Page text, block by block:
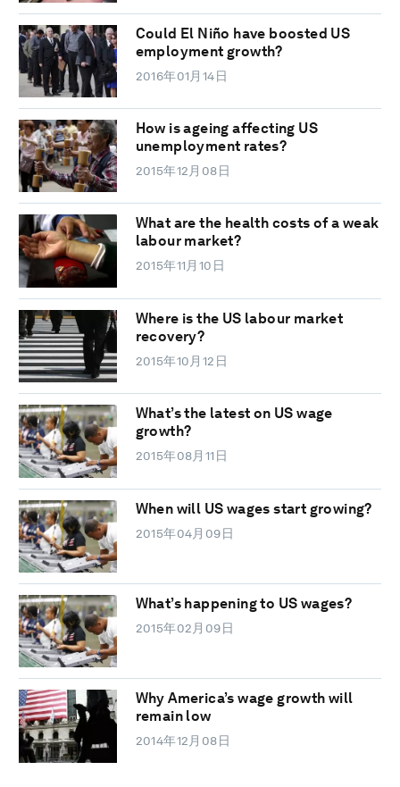
Could El Niño have boosted US
employment growth?
2016年01月14日
How is ageing affecting US
unemployment rates?
2015年12月08日
What are the health costs of a weak
labour market?
2015年11月10日
Where is the US labour market
recovery?
2015年10月12日
What’s the latest on US wage
growth?
2015年08月11日
When will US wages start growing?
2015年04月09日
What’s happening to US wages?
2015年02月09日
Why America’s wage growth will
remain low
2014年12月08日